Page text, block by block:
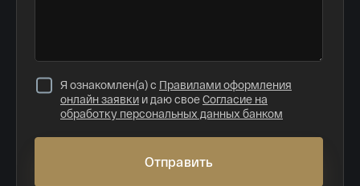
Я ознакомлен(а) с Правилами оформления
онлайн заявки и даю своеСогласие на
обработку персональных данных банком
Отправить